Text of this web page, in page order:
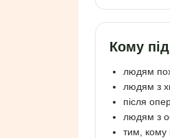
Кому
людям
людям з
після
людям з
тим, кому